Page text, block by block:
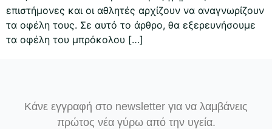
επιστήμονες και οι αθλητές αρχίζουν να αναγνωρίζουν
τα οφέλη τους. Σε αυτό το άρθρο, θα εξερευνήσουμε
τα οφέλη του μπρόκολου […]
Κάνε εγγραφή στο newsletter για να λαμβάνεις
πρώτος νέα γύρω από την υγεία.